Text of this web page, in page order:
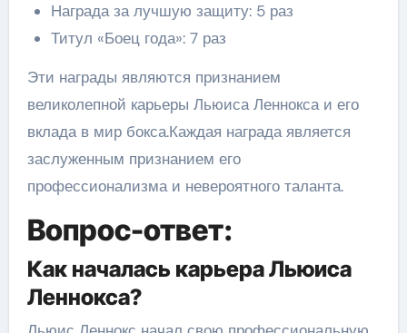
Награда за лучшую защиту: 5 раз
Титул «Боец года»: 7 раз
Эти награды являются признанием
великолепной карьеры Льюиса Леннокса и его
вклада в мир бокса.Каждая награда является
заслуженным признанием его
профессионализма и невероятного таланта.
Вопрос-ответ:
Как началась карьера Льюиса
Леннокса?